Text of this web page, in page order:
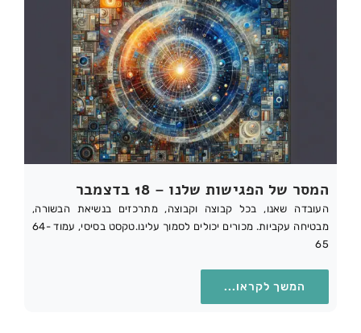
המסר של הפגישות שלנו – 18 בדצמבר
העובדה שאנו, בכל קבוצה וקבוצה, מתרכזים בנשיאת הבשורה,
מבטיחה עקביות. מכורים יכולים לסמוך עלינו.טקסט בסיסי, עמוד 64-
65
המשך לקראו...